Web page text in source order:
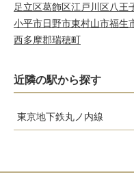
足立区葛飾区江戸川区八王
小平市日野市東村山市福生
西多摩郡瑞穂町
近隣の駅から探す
東京地下鉄丸ノ内線
新高円寺